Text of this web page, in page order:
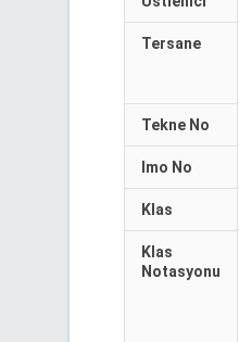
Tersane
Tekne No
Imo No
Klas
Klas
Notasyonu